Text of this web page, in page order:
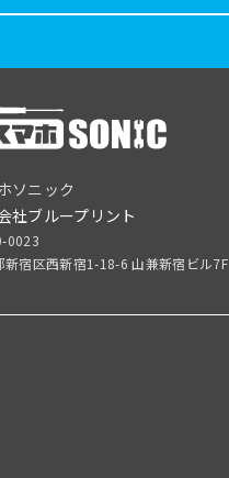
ソニック
社ブループリント
0023
新宿区西新宿1-18-6 山兼新宿ビル7F